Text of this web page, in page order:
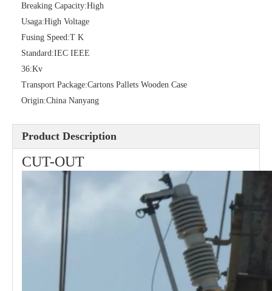
Polymer Fuse Cutout, Drop out Fuses 21 Kv 100A
Breaking Capacity:High
Usaga:High Voltage
Fusing Speed:T K
Standard:IEC IEEE
36:Kv
Transport Package:Cartons Pallets Wooden Case
Origin:China Nanyang
Product Description
CUT-OUT